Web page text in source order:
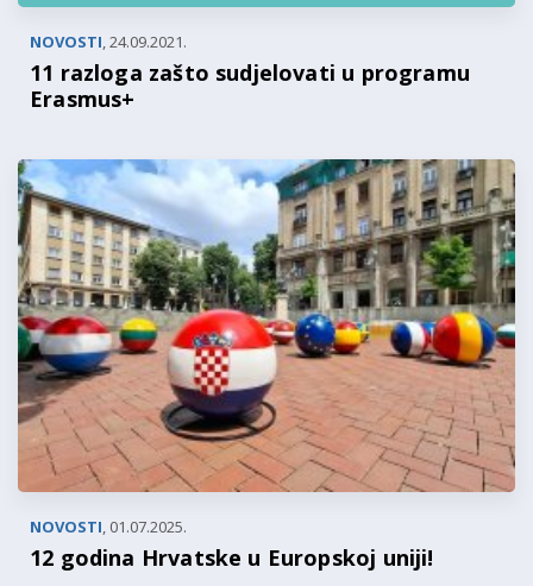
NOVOSTI,24.09.2021.
11 razloga zašto sudjelovati u programu
Erasmus+
NOVOSTI, 01.07.2025.
12 godina Hrvatske u Europskoj uniji!